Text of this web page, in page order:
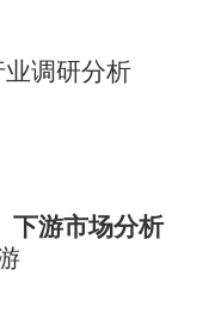
调研分析
下游市场分析